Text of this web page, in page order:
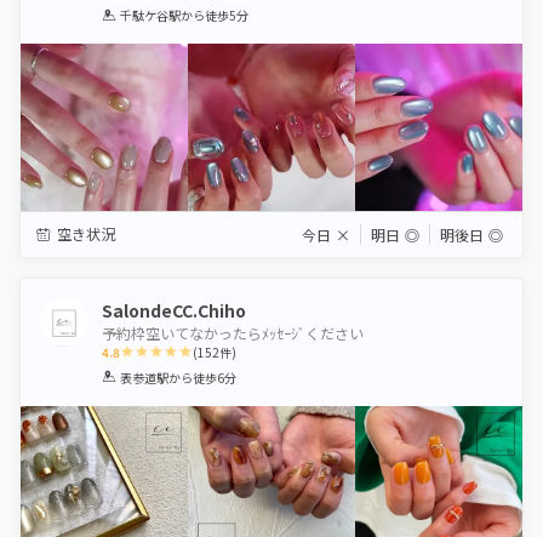
1 2 3 4 5
千駄ケ谷駅から徒歩5分
空き状況 今日 × 明日 ◎ 明後日 ◎
SalondeCC.Chiho
予約枠空いてなかったらﾒｯｾｰｼﾞください
4.8
1 2 3 4 5
(152件)
表参道駅から徒歩6分